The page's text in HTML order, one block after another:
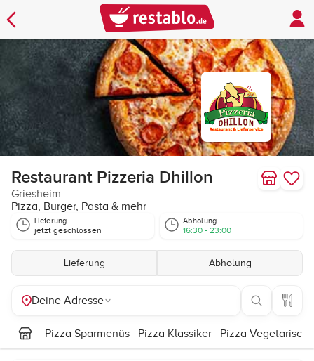
Restaurant Pizzeria Dhillon
Griesheim
Pizza, Burger, Pasta & mehr
Lieferung
jetzt geschlossen
Abholung
16:30 - 23:00
Lieferung Abholung
Deine Adresse
Pizza Sparmenüs Pizza Klassiker Pizza Vegetarisch